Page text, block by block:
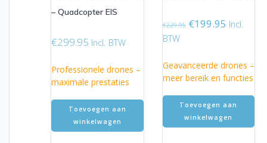
– Quadcopter EIS
€299.95 Incl. BTW
Professionele drones –
maximale prestaties
Toevoegen aan
winkelwagen
€229.95 Oorspronkelijke
€229.95.
€199.95 Huidige
€199.95.
Incl.
BTW
Geavanceerde drones –
meer bereik en functies
Toevoegen aan
winkelwagen